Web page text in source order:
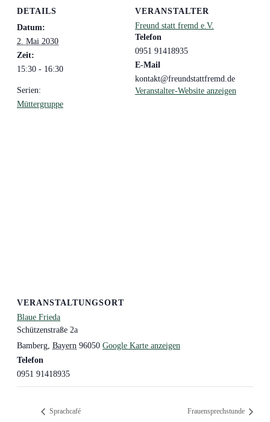
DETAILS
Datum:
2. Mai 2030
Zeit:
15:30 - 16:30
Serien:
Müttergruppe
VERANSTALTER
Freund statt fremd e.V.
Telefon
0951 91418935
E-Mail
kontakt@freundstattfremd.de
Veranstalter-Website anzeigen
VERANSTALTUNGSORT
Blaue Frieda
Schützenstraße 2a
Bamberg Bayern 96050 Google Karte anzeigen
Telefon
0951 91418935
Sprachcafé Frauensprechstunde